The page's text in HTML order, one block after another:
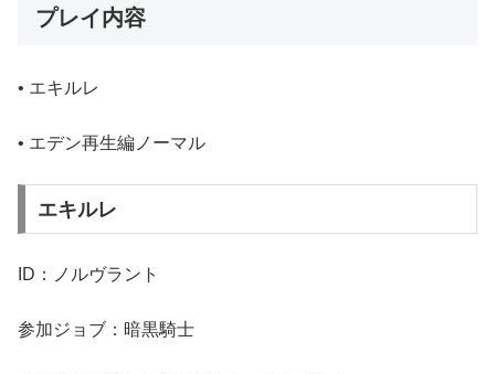
プレイ内容
• エキルレ
• エデン再生編ノーマル
エキルレ
ID：ノルヴラント
参加ジョブ：暗黒騎士